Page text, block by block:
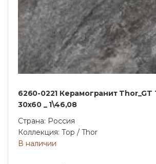
6260-0221 Керамогранит
30x60 _ 1\46,08
Страна: Россия
Коллекция: Тор / Thor
В наличии